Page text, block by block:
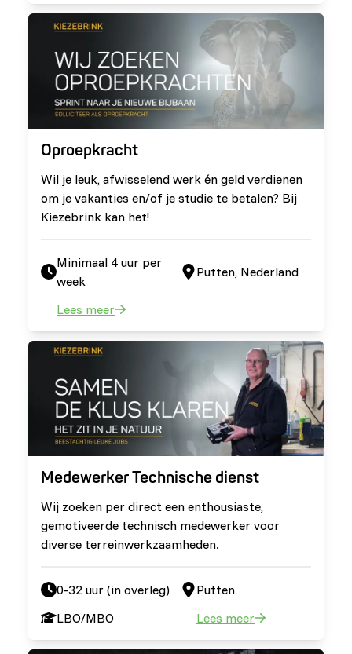
Oproepkracht
Wil je leuk, afwisselend werk én geld verdienen
om je vakanties en/of je studie te betalen? Bij
Kiezebrink kan het!
Minimaal 4 uur per
week
Putten, Nederland
Lees meer
Medewerker Technische dienst
Wij zoeken per direct een enthousiaste,
gemotiveerde technisch medewerker voor
diverse terreinwerkzaamheden.
0-32 uur (in overleg)
Putten
LBO/MBO
Lees meer